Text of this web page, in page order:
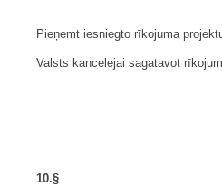
Pieņemt iesniegto rīkojuma
Valsts kancelejai sagatavot
10.§